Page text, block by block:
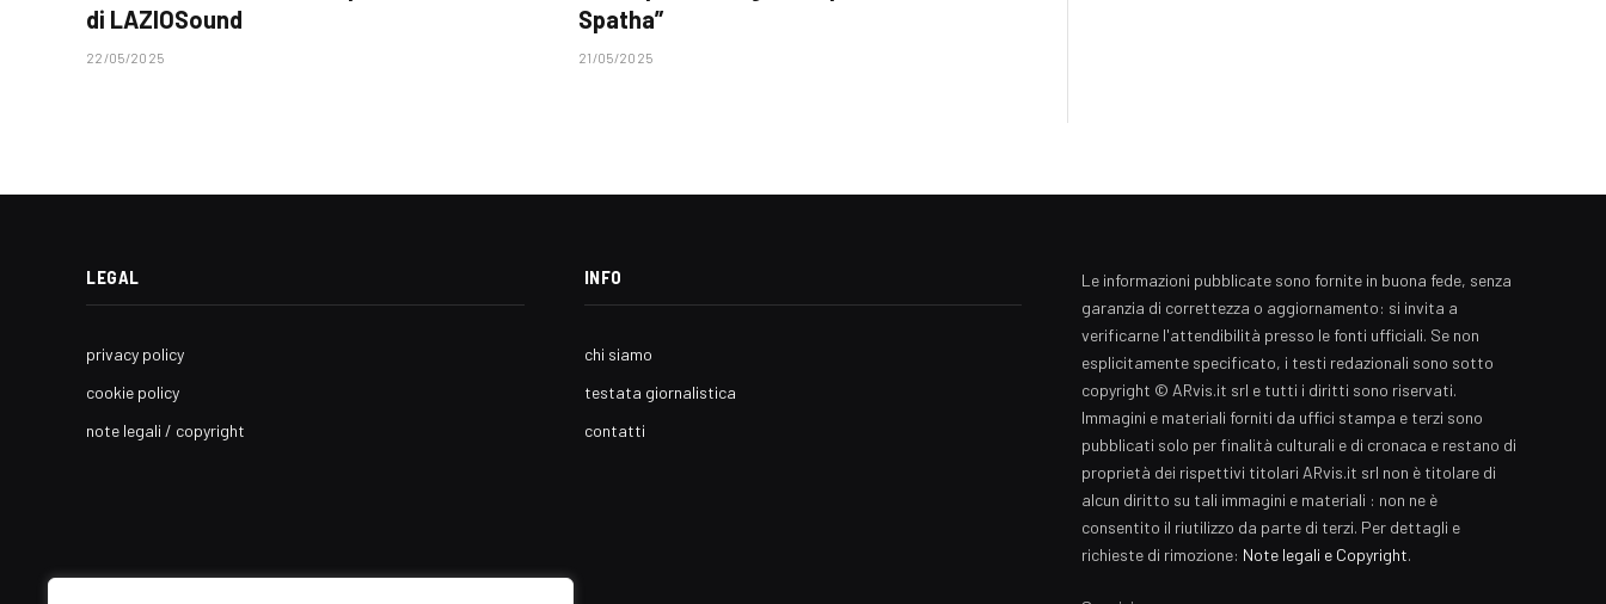
di LAZIOSound
22/05/2025
Spatha”
21/05/2025
LEGAL
privacy policy
cookie policy
note legali / copyright
INFO
chi siamo
testata giornalistica
contatti
Le informazioni pubblicate sono fornite in buona fede, senza
garanzia di correttezza o aggiornamento: si invita a
verificarne l'attendibilità presso le fonti ufficiali. Se non
esplicitamente specificato, i testi redazionali sono sotto
copyright © ARvis.it srl e tutti i diritti sono riservati.
Immagini e materiali forniti da uffici stampa e terzi sono
pubblicati solo per finalità culturali e di cronaca e restano di
proprietà dei rispettivi titolari ARvis.it srl non è titolare di
alcun diritto su tali immagini e materiali : non ne è
consentito il riutilizzo da parte di terzi. Per dettagli e
richieste di rimozione: Note legali e Copyright.